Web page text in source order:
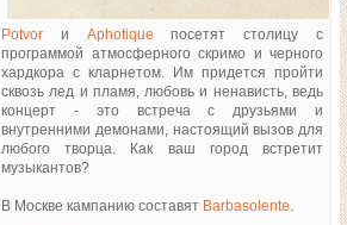
Potvor и Aphotique посетят столицу с
программой атмосферного скримо и черного
хардкора с кларнетом. Им придется пройти
сквозь лед и пламя, любовь и ненависть, ведь
концерт - это встреча с друзьями и
внутренними демонами, настоящий вызов для
любого творца. Как ваш город встретит
музыкантов?
В Москве кампанию составят Barbasolente